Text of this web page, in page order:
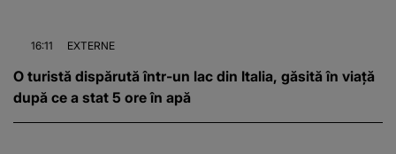
16:11 EXTERNE
O turistă dispărută într-un lac din Italia, găsită în viață
după ce a stat 5 ore în apă